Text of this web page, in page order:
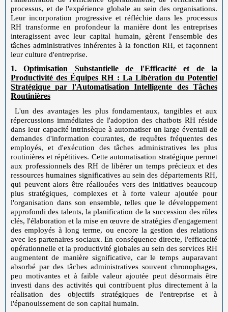
processus, et de l'expérience globale au sein des organisations.
Leur incorporation progressive et réfléchie dans les processus
RH transforme en profondeur la manière dont les entreprises
interagissent avec leur capital humain, gèrent l'ensemble des
tâches administratives inhérentes à la fonction RH, et façonnent
leur culture d'entreprise.
1.Optimisation Substantielle de l'Efficacité et de la
Productivité des Équipes RH : La Libération du Potentiel
Stratégique par l'Automatisation Intelligente des Tâches
Routinières
L'un des avantages les plus fondamentaux, tangibles et aux
répercussions immédiates de l'adoption des chatbots RH réside
dans leur capacité intrinsèque à automatiser un large éventail de
demandes d'information courantes, de requêtes fréquentes des
employés, et d'exécution des tâches administratives les plus
routinières et répétitives. Cette automatisation stratégique permet
aux professionnels des RH de libérer un temps précieux et des
ressources humaines significatives au sein des départements RH,
qui peuvent alors être réallouées vers des initiatives beaucoup
plus stratégiques, complexes et à forte valeur ajoutée pour
l'organisation dans son ensemble, telles que le développement
approfondi des talents, la planification de la succession des rôles
clés, l'élaboration et la mise en œuvre de stratégies d'engagement
des employés à long terme, ou encore la gestion des relations
avec les partenaires sociaux. En conséquence directe, l'efficacité
opérationnelle et la productivité globales au sein des services RH
augmentent de manière significative, car le temps auparavant
absorbé par des tâches administratives souvent chronophages,
peu motivantes et à faible valeur ajoutée peut désormais être
investi dans des activités qui contribuent plus directement à la
réalisation des objectifs stratégiques de l'entreprise et à
l'épanouissement de son capital humain.